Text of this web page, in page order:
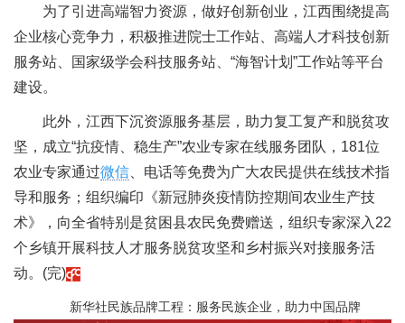
为了引进高端智力资源，做好创新创业，江西围绕提高
企业核心竞争力，积极推进院士工作站、高端人才科技创新
服务站、国家级学会科技服务站、“海智计划”工作站等平台
建设。
此外，江西下沉资源服务基层，助力复工复产和脱贫攻
坚，成立“抗疫情、稳生产”农业专家在线服务团队，181位
农业专家通过微信 、电话等免费为广大农民提供在线技术指
导和服务；组织编印《新冠肺炎疫情防控期间农业生产技
术》，向全省特别是贫困县农民免费赠送，组织专家深入22
个乡镇开展科技人才服务脱贫攻坚和乡村振兴对接服务活
动。(完)
新华社民族品牌工程：服务民族企业，助力中国品牌